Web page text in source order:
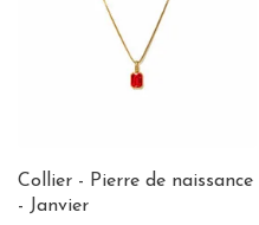
Collier - Pierre de naissance
- Janvier